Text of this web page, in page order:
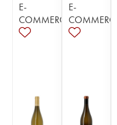
E-
COMMERCE
E-
COMMERCE